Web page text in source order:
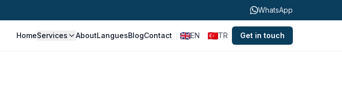
WhatsApp
HomeServices AboutLanguesBlogContact EN TR Get in touch